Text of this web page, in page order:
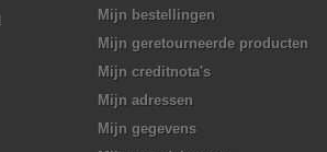
Mijn bestellingen
Mijn geretourneerde producten
Mijn creditnota's
Mijn adressen
Mijn gegevens